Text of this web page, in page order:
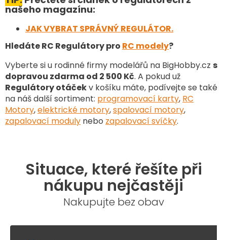
našeho magazínu:
JAK VYBRAT SPRÁVNÝ REGULÁTOR.
Hledáte RC Regulátory pro RC modely?
Vyberte si u rodinné firmy modelářů na BigHobby.cz s
dopravou zdarma od 2 500 Kč. A pokud už
Regulátory otáčekv košíku máte, podívejte se také
na náš další sortiment: programovací karty, RC
Motory,elektrické motory,spalovací motory,
zapalovací moduly nebo zapalovací svíčky.
Situace, které řešíte při
nákupu nejčastěji
Nakupujte bez obav